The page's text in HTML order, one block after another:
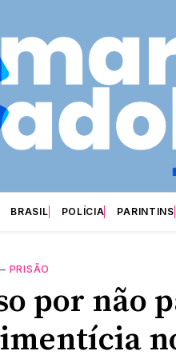
BRASIL POLÍCIA PARINTINS
PRISÃO
por não